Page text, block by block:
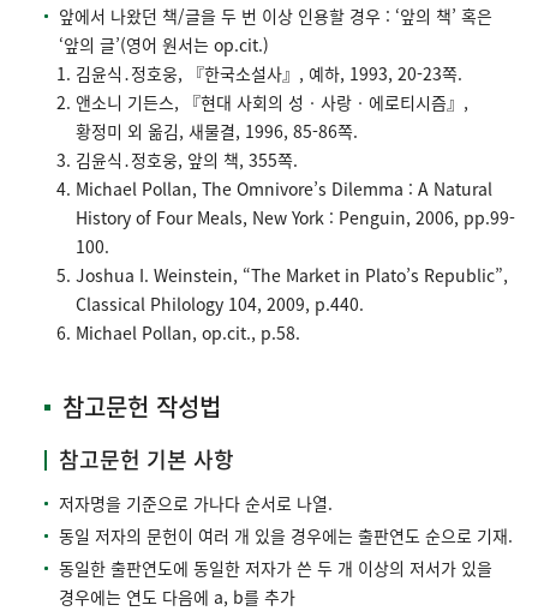
앞에서 나왔던 책/글을 두 번 이상 인용할 경우 : ‘앞의 책’ 혹은
‘앞의 글’(영어 원서는 op.cit.)
김윤식․정호웅, 『한국소설사』, 예하, 1993, 20-23쪽.
앤소니 기든스, 『현대 사회의 성‧사랑‧에로티시즘』,
황정미 외 옮김, 새물결, 1996, 85-86쪽.
김윤식․정호웅, 앞의 책, 355쪽.
Michael Pollan, The Omnivore’s Dilemma : A Natural
History of Four Meals, New York : Penguin, 2006, pp.99-
100.
Joshua I. Weinstein, “The Market in Plato’s Republic”,
Classical Philology 104, 2009, p.440.
Michael Pollan, op.cit., p.58.
참고문헌 작성법
참고문헌 기본 사항
저자명을 기준으로 가나다 순서로 나열.
동일 저자의 문헌이 여러 개 있을 경우에는 출판연도 순으로 기재.
동일한 출판연도에 동일한 저자가 쓴 두 개 이상의 저서가 있을
경우에는 연도 다음에 a, b를 추가